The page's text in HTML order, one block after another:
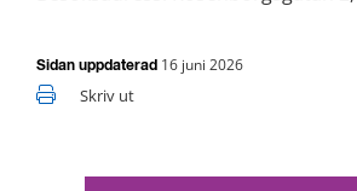
Sidan uppdaterad 16 juni 2026
Skriv ut